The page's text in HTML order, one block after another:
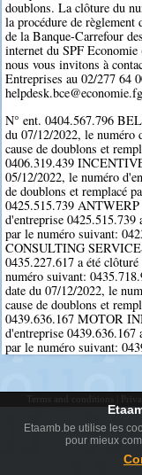
doublons. La clôture du
la procédure de règlement
de la Banque-Carrefour
internet du SPF
nous vous invitons à
Entreprises au 02/277 64
N° ent. 0404.567.796
du 07/12/2022, le numéro
cause de doublons et
0406.319.439
05/12/2022, le numéro
de doublons et remplacé
0425.515.739
d'entreprise 0425.515.739
par le numéro suivant:
CONSULTING
0435.227.617 a été
numéro suivant:
date du 07/12/2022, le
cause de doublons et
0439.636.167 MOTOR
d'entreprise 0439.636.167
par le numéro suivant:
Etaamb.be utilise les
pour mieux